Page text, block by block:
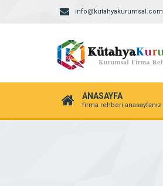
info@kutahyakurumsal.com
ANASAYFA
firma rehberi anasayfanız